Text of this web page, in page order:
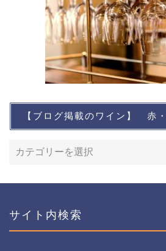
【ブログ掲載のワイン】 赤
サイト内検索
想い出